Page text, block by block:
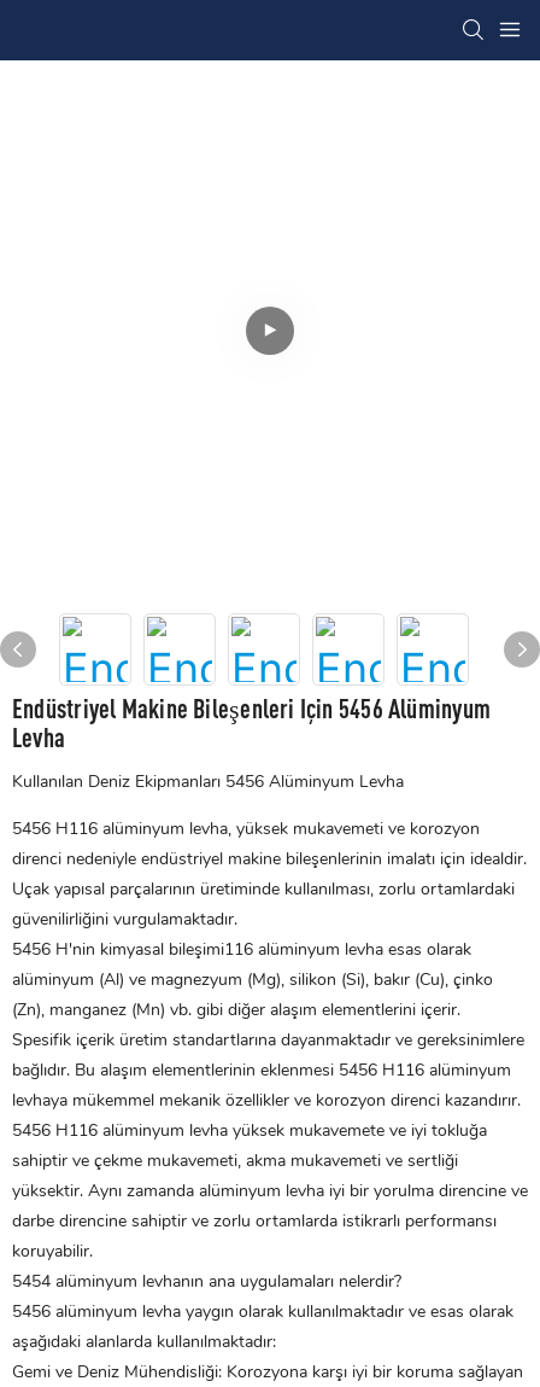
Endüstriyel Makine Bileşenleri Için 5456 Alüminyum
Levha
Kullanılan Deniz Ekipmanları 5456 Alüminyum Levha
5456 H116 alüminyum levha, yüksek mukavemeti ve korozyon
direnci nedeniyle endüstriyel makine bileşenlerinin imalatı için idealdir.
Uçak yapısal parçalarının üretiminde kullanılması, zorlu ortamlardaki
güvenilirliğini vurgulamaktadır.
5456 H'nin kimyasal bileşimi116 alüminyum levha esas olarak
alüminyum (Al) ve magnezyum (Mg), silikon (Si), bakır (Cu), çinko
(Zn), manganez (Mn) vb. gibi diğer alaşım elementlerini içerir.
Spesifik içerik üretim standartlarına dayanmaktadır ve gereksinimlere
bağlıdır. Bu alaşım elementlerinin eklenmesi 5456 H116 alüminyum
levhaya mükemmel mekanik özellikler ve korozyon direnci kazandırır.
5456 H116 alüminyum levha yüksek mukavemete ve iyi tokluğa
sahiptir ve çekme mukavemeti, akma mukavemeti ve sertliği
yüksektir. Aynı zamanda alüminyum levha iyi bir yorulma direncine ve
darbe direncine sahiptir ve zorlu ortamlarda istikrarlı performansı
koruyabilir.
5454 alüminyum levhanın ana uygulamaları nelerdir?
5456 alüminyum levha yaygın olarak kullanılmaktadır ve esas olarak
aşağıdaki alanlarda kullanılmaktadır:
‌Gemi ve Deniz Mühendisliği‌: Korozyona karşı iyi bir koruma sağlayan